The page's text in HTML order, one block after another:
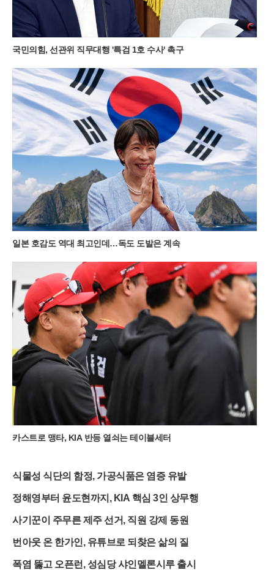
변화무쌍함을 간직하고 있어 방문객들에게 매번 다른 감동을 선
사한다. 맑은 날의 청량한 풍경도 일품이지만, 갑작스럽게 골바
람을 타고 밀려오는 운해는 돌리네를 순식간에 신비로운 안개 속
으로 밀어 넣는다. 구름에 휩싸인 물웅덩이는 마치 전설 속의 성
지처럼 경건한 분위기를 자아내며 제주도의 삼성혈을 떠올리게
한다. 여름철 이른 아침에 산을 오르면 억새 사이로 피어오르는
물안개와 함께 몽환적인 대자연의 생명력을 온몸으로 만끽할 수
있다.민둥산을 오르는 경로는 체력과 시간대에 따라 세 가지 선
택지가 존재한다. 가장 대중적인 제1코스는 증산초등학교에서
시작해 가파른 길과 완만한 길 중 선택할 수 있으며, 제2코스는
능전마을 주차장을 이용해 한 시간 정도 소요된다. 가장 빠르게
정상에 닿고 싶다면 제3코스인 발구덕쉼터를 이용하는 것이 효
율적이다. 다만 최단 코스인 만큼 평일 새벽 6시 30분 이전에는
도착해야 주차 공간을 확보할 수 있을 정도로 경쟁이 치열하다.
새벽 공기를 가르며 시작하는 짧은 트레킹은 가족 단위 여행객들
에게도 큰 부담이 없다.대중교통을 이용하는 여행객들을 위한 편
의 시설도 대폭 확충되었다. 서울 청량리역에서 기차를 타고 민
둥산역에 도착하면 주말마다 운행되는 셔틀버스를 이용해 주요
등산로 입구까지 편리하게 이동할 수 있다. 2026년 셔틀버스 운
행은 11월 초순까지 주말 한정으로 하루 4회 운영되며, 시기에 따
라 민둥산역과 능전마을 주차장을 기점으로 노선이 조정된다. 지
자체는 관광객 급증에 대비해 임시 운행 여부를 실시간으로 공지
하고 있으며, 반려견과 함께 동행하는 여행객들을 위한 배려 섞
인 안내도 병행하고 있다.최근 고환율과 고물가 영향으로 국내
여행으로 눈을 돌린 이들에게 정선의 자연은 가성비 높은 럭셔리
한 경험을 제공한다. 돈으로 환산할 수 없는 대자연의 풍광과 가
족이 함께 나누는 새벽 산행의 기억은 단순한 관광 이상의 가치
를 지닌다. 정선군 여량면 일대의 고즈넉한 분위기와 민둥산의
역동적인 지형이 어우러진 이번 여름 시즌은 억새가 은빛으로 변
하기 전까지 그 싱그러움을 더할 전망이다. 여행객들은 출국 전
복잡한 절차 대신 가벼운 등산화와 카메라를 챙겨 강원도의 깊은
산속으로 향하고 있다.
국민의힘, 선관위 직무대행 '특검 1호 수사' 촉구
일본 호감도 역대 최고인데…독도 도발은 계속
카스트로 맹타, KIA 반등 열쇠는 테이블세터
식물성 식단의 함정, 가공식품은 염증 유발
정해영부터 윤도현까지, KIA 핵심 3인 상무행
사기꾼이 주무른 제주 선거, 직원 강제 동원
번아웃 온 한가인, 유튜브로 되찾은 삶의 질
폭염 뚫고 오픈런, 성심당 샤인멜론시루 출시